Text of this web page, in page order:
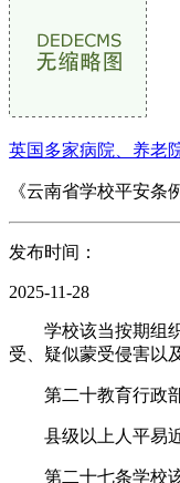
英国多家病院、养老
《云南省学校平安条
发布时间：
2025-11-28
学校该当按期组织
受、疑似蒙受侵害以
第二十教育行政部
县级以上人平易近
第二十七条学校该